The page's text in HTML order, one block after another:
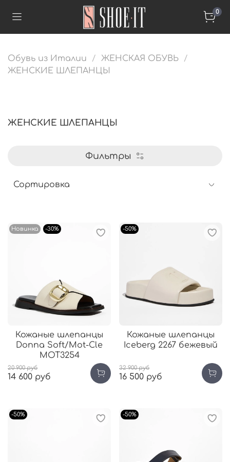
0
Обувь из Италии
ЖЕНСКАЯ ОБУВЬ
ЖЕНСКИЕ ШЛЕПАНЦЫ
ЖЕНСКИЕ ШЛЕПАНЦЫ
Фильтры
Новинка -30%
Кожаные шлепанцы
Donna Soft/Mot-Cle
MOT3254
20 900 руб
14 600 руб
-50%
Кожаные шлепанцы
Iceberg 2267 бежевый
32 900 руб
16 500 руб
-50% -50%